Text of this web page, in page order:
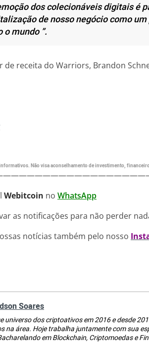
dos colecionáveis ​​digitais é
de nosso negócio como
o mundo ”.
de receita do Warriors, Brandon
Não visa aconselhamento de investimento,
Webitcoin no WhatsApp
as notificações para não perder
notícias também pelo nosso
Soares
universo dos criptoativos em 2016 e desde
na área. Hoje trabalha juntamente com sua
em Blockchain, Criptomoedas e